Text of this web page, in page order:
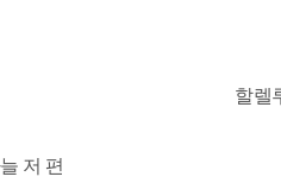
할렐
저 편